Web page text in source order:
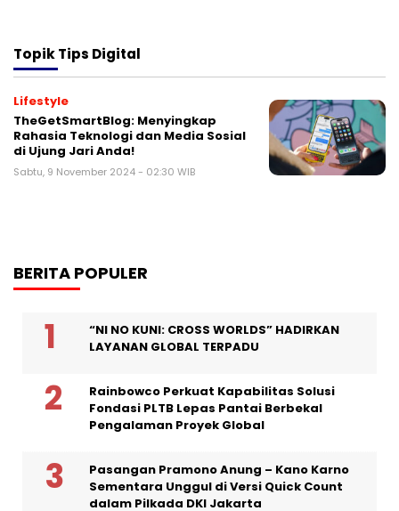
TopikTips Digital
Lifestyle
TheGetSmartBlog: Menyingkap
Rahasia Teknologi dan Media Sosial
di Ujung Jari Anda!
Sabtu, 9 November 2024 - 02:30 WIB
BERITA POPULER
“NI NO KUNI: CROSS WORLDS” HADIRKAN
LAYANAN GLOBAL TERPADU
Rainbowco Perkuat Kapabilitas Solusi
Fondasi PLTB Lepas Pantai Berbekal
Pengalaman Proyek Global
Pasangan Pramono Anung – Kano Karno
Sementara Unggul di Versi Quick Count
dalam Pilkada DKI Jakarta